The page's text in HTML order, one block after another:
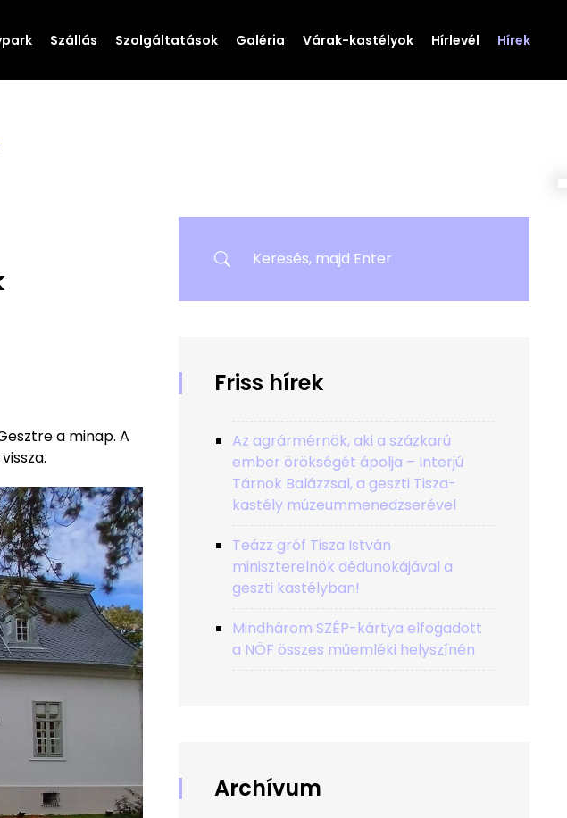
Szállás Szolgáltatások Galéria Várak-kastélyok Hírlevél Hírek
a minap. A
Friss hírek
Az agrármérnök, aki a százkarú
ember örökségét ápolja – Interjú
Tárnok Balázzsal, a geszti Tisza-
kastély múzeummenedzserével
Teázz gróf Tisza István
miniszterelnök dédunokájával a
geszti kastélyban!
Mindhárom SZÉP-kártya elfogadott
a NÖF összes műemléki helyszínén
Archívum